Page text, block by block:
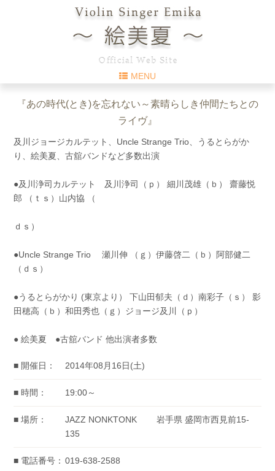
MENU
『あの時代(とき)を忘れない～素晴らしき仲間たちとの
ライヴ』
及川ジョージカルテット、Uncle Strange Trio、うるとらがか
り、絵美夏、古舘バンドなど多数出演
●及川浄司カルテット 及川浄司（ｐ） 細川茂雄（ｂ） 齋藤悦
郎 （ｔｓ）山内協 （
ｄｓ）
●Uncle Strange Trio 瀬川伸 （ｇ）伊藤啓二（ｂ）阿部健二
（ｄｓ）
●うるとらがかり (東京より） 下山田郁夫（ｄ）南彩子（ｓ） 影
田穂高（ｂ）和田秀也（ｇ）ジョージ及川（ｐ）
● 絵美夏 ●古舘バンド 他出演者多数
■ 開催日： 2014年08月16日(土)
■ 時間： 19:00～
■ 場所：
JAZZ NONKTONK 岩手県 盛岡市西見前15-
135
■ 電話番号： 019-638-2588